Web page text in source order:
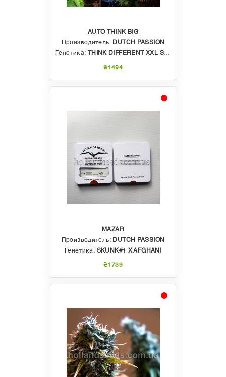
AUTO THINK BIG
Производитель: DUTCH PASSION
Генетика:
THINK DIFFERENT XXL SELECTION
₴1494
MAZAR
Производитель: DUTCH PASSION
Генетика: SKUNK#1 X AFGHANI
₴1739